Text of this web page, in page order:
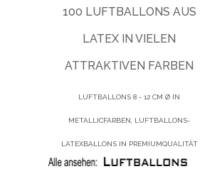
100 LUFTBALLONS AUS
LATEX IN VIELEN
ATTRAKTIVEN FARBEN
LUFTBALLONS 8 - 12 CM Ø IN
METALLICFARBEN, LUFTBALLONS-
LATEXBALLONS IN PREMIUMQUALITÄT